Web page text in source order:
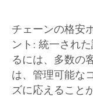
チェーンの格安
ント: 統一され
るには、多数の
は、管理可能な
ズに応えること